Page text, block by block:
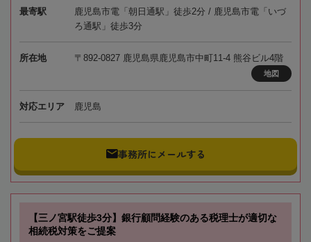
最寄駅
鹿児島市電「朝日通駅」徒歩2分 / 鹿児島市電「いづ
ろ通駅」徒歩3分
所在地 〒892-0827 鹿児島県鹿児島市中町11-4 熊谷ビル4階
地図
対応エリア 鹿児島
事務所にメールする
【三ノ宮駅徒歩3分】銀行顧問経験のある税理士が適切な
相続税対策をご提案